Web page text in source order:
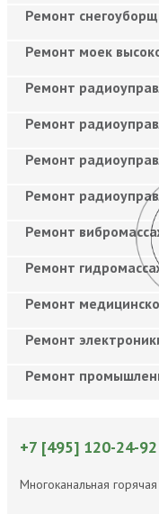
Ремонт
Ремонт моек
Ремонт
Ремонт
Ремонт
Ремонт
Ремонт
Ремонт
Ремонт
Ремонт
Ремонт
+7 [495] 120-24-92
Многоканальная